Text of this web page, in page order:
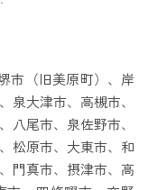
市（旧美原町）、岸
泉大津市、高槻市、
八尾市、泉佐野市、
松原市、大東市、和
門真市、摂津市、高